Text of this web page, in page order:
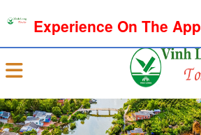
Sign in
Experience On The App